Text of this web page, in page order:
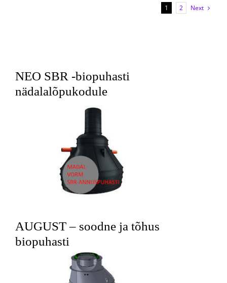
1 2 Next
NEO SBR -biopuhasti
nädalalõpukodule
AUGUST – soodne ja tõhus
biopuhasti